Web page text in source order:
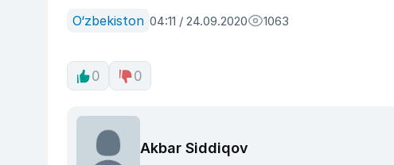
O‘zbekiston 04:11 / 24.09.2020 1063
0 0
Akbar Siddiqov